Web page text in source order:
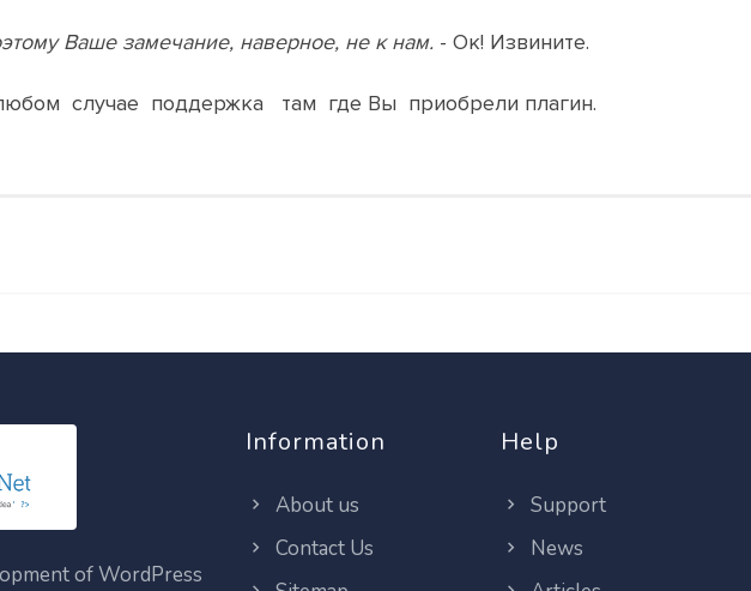
Ваше замечание, наверное, не к нам.- Ок! Извините.
случае поддержка там где Вы приобрели плагин.
of WordPress
Information
About us
Contact Us
Help
Support
News